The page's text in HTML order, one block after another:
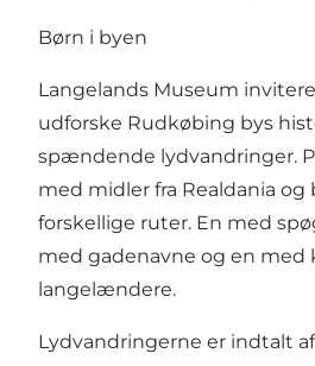
Børn i byen
Langelands Museum
udforske Rudkøbing bys
spændende lydvandringer.
med midler fra Realdania og
forskellige ruter. En med
med gadenavne og en med
langelændere.
Lydvandringerne er indtalt